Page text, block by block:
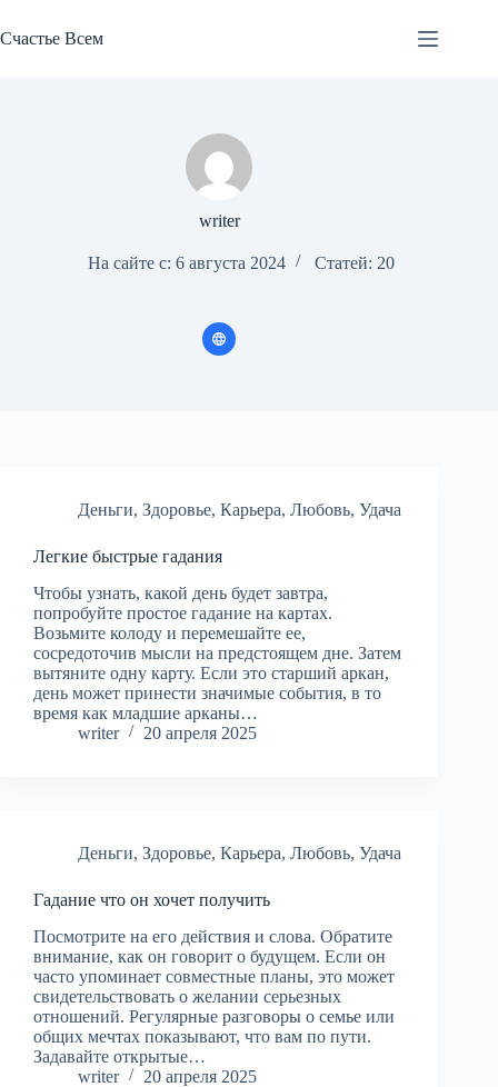
к
сути
Счастье Всем
writer
На сайте с: 6 августа 2024 Статей: 20
Деньги, Здоровье, Карьера, Любовь, Удача
Легкие быстрые гадания
Чтобы узнать, какой день будет завтра,
попробуйте простое гадание на картах.
Возьмите колоду и перемешайте ее,
сосредоточив мысли на предстоящем дне. Затем
вытяните одну карту. Если это старший аркан,
день может принести значимые события, в то
время как младшие арканы…
writer
20 апреля 2025
Деньги, Здоровье, Карьера, Любовь, Удача
Гадание что он хочет получить
Посмотрите на его действия и слова. Обратите
внимание, как он говорит о будущем. Если он
часто упоминает совместные планы, это может
свидетельствовать о желании серьезных
отношений. Регулярные разговоры о семье или
общих мечтах показывают, что вам по пути.
Задавайте открытые…
writer
20 апреля 2025